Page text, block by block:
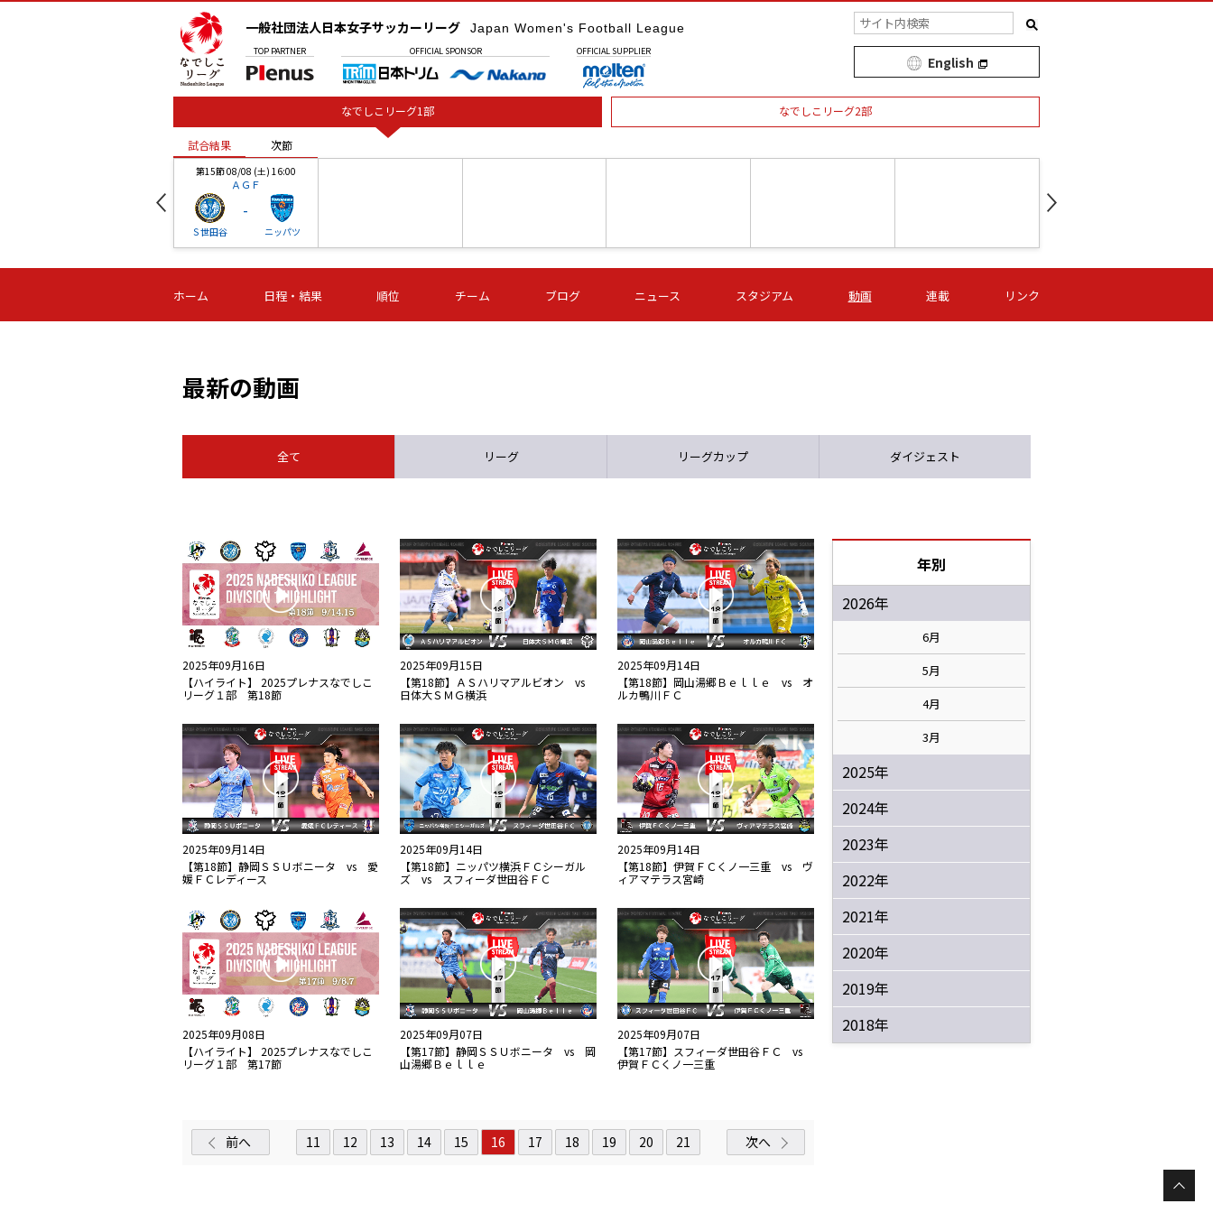
一般社団法人日本女子サッカーリーグ Japan Women's Football League
TOP PARTNER OFFICIAL SPONSOR OFFICIAL SUPPLIER
English
なでしこリーグ1部 なでしこリーグ2部
試合結果 次節
第15節 08/08 (土) 16:00
ＡＧＦ
Ｓ世田谷
-
ニッパツ
-
第16節 09/05 (土) 15:00
ニッパツ
-
第16節 09/05 (土) 15:00
石人の星
-
第16節 09/05 (土) 16:00
ＡＧＦ
-
いちご
-
第16節 09/06 (日) 15:00
-
第16節 09/06 (日) 15:00
- -
試合結果 次節
ホーム 日程・結果 順位 チーム ブログ ニュース スタジアム 動画 連載 リンク
最新の動画
全て リーグ リーグカップ ダイジェスト
2025年09月16日
【ハイライト】 2025プレナスなでしこ
リーグ１部 第18節
2025年09月15日
【第18節】ＡＳハリマアルビオン vs
日体大ＳＭＧ横浜
2025年09月14日
【第18節】岡山湯郷Ｂｅｌｌｅ vs オ
ルカ鴨川ＦＣ
2025年09月14日
【第18節】静岡ＳＳＵボニータ vs 愛
媛ＦＣレディース
2025年09月14日
【第18節】ニッパツ横浜ＦＣシーガル
ズ vs スフィーダ世田谷ＦＣ
2025年09月14日
【第18節】伊賀ＦＣくノ一三重 vs ヴ
ィアマテラス宮崎
2025年09月08日
【ハイライト】 2025プレナスなでしこ
リーグ１部 第17節
2025年09月07日
【第17節】静岡ＳＳＵボニータ vs 岡
山湯郷Ｂｅｌｌｅ
2025年09月07日
【第17節】スフィーダ世田谷ＦＣ vs
伊賀ＦＣくノ一三重
前へ 11 12 13 14 15 16 17 18 19 20 21 次へ
年別
2026年
6月
5月
4月
3月
2025年
2024年
2023年
2022年
2021年
2020年
2019年
2018年